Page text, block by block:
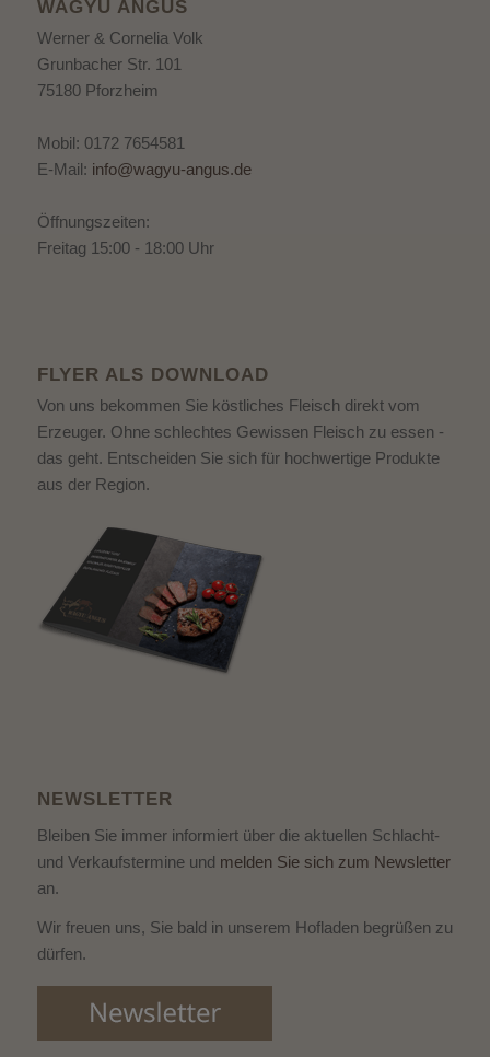
WAGYU ANGUS
Werner & Cornelia Volk
Grunbacher Str. 101
75180 Pforzheim
Mobil: 0172 7654581
E-Mail: info@wagyu-angus.de
Öffnungszeiten:
Freitag 15:00 - 18:00 Uhr
FLYER ALS DOWNLOAD
Von uns bekommen Sie köstliches Fleisch direkt vom
Erzeuger. Ohne schlechtes Gewissen Fleisch zu essen -
das geht. Entscheiden Sie sich für hochwertige Produkte
aus der Region.
NEWSLETTER
Bleiben Sie immer informiert über die aktuellen Schlacht-
und Verkaufstermine und melden Sie sich zum Newsletter
an.
Wir freuen uns, Sie bald in unserem Hofladen begrüßen zu
dürfen.